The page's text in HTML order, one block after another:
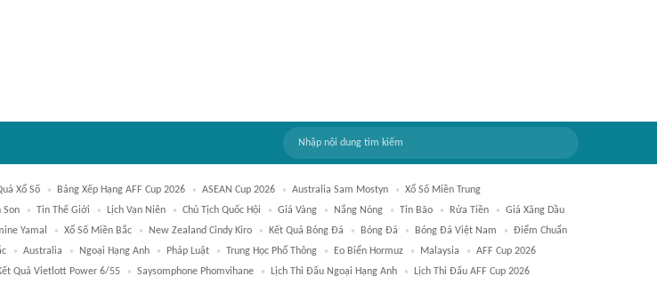
Xổ Số Bảng Xếp Hạng AFF Cup 2026 ASEAN Cup 2026 Australia Sam Mostyn
Xổ Số Miền Trung
Son Tin Thế Giới Lịch Vạn Niên Chủ Tịch Quốc Hội Giá Vàng Nắng Nóng Tin Bão Rửa Tiền
Giá Xăng Dầu
Yamal Xổ Số Miền Bắc New Zealand Cindy Kiro Kết Quả Bóng Đá Bóng Đá Bóng Đá Việt Nam
Điểm Chuẩn
Australia Ngoại Hạng Anh Pháp Luật Trung Học Phổ Thông Eo Biển Hormuz Malaysia
AFF Cup 2026
Quả Vietlott Power 6/55 Saysomphone Phomvihane Lịch Thi Đấu Ngoại Hạng Anh Lịch Thi Đấu AFF Cup 2026